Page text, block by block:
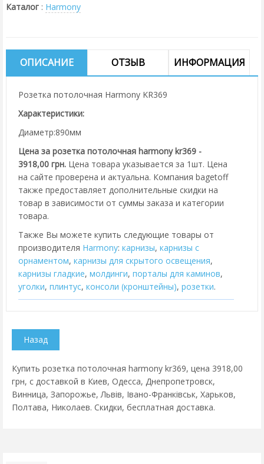
Каталог : Harmony
ОПИСАНИЕ ОТЗЫВ ИНФОРМАЦИЯ
Розетка потолочная Harmony KR369
Характеристики:
Диаметр:890мм
Цена за розетка потолочная harmony kr369 -
3918,00 грн. Цена товара указывается за 1шт. Цена
на сайте проверена и актуальна. Компания bagetoff
также предоставляет дополнительные скидки на
товар в зависимости от суммы заказа и категории
товара.
Также Вы можете купить следующие товары от
производителя Harmony: карнизы, карнизы с
орнаментом, карнизы для скрытого освещения,
карнизы гладкие, молдинги, порталы для каминов,
уголки, плинтус, консоли (кронштейны), розетки.
Купить розетка потолочная harmony kr369, цена 3918,00
грн, с доставкой в Киев, Одесса, Днепропетровск,
Винница, Запорожье, Львів, Івано-Франківськ, Харьков,
Полтава, Николаев. Скидки, бесплатная доставка.